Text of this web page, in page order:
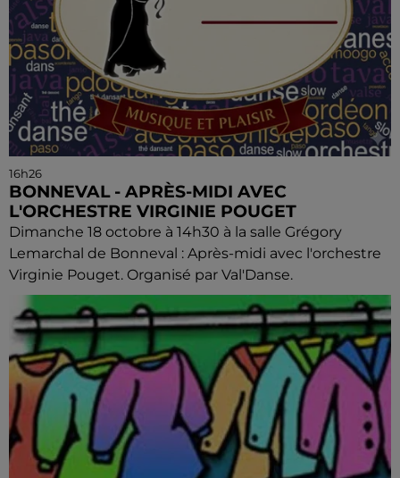
16h26
BONNEVAL - APRÈS-MIDI AVEC
L'ORCHESTRE VIRGINIE POUGET
Dimanche 18 octobre à 14h30 à la salle Grégory
Lemarchal de Bonneval : Après-midi avec l'orchestre
Virginie Pouget. Organisé par Val'Danse.